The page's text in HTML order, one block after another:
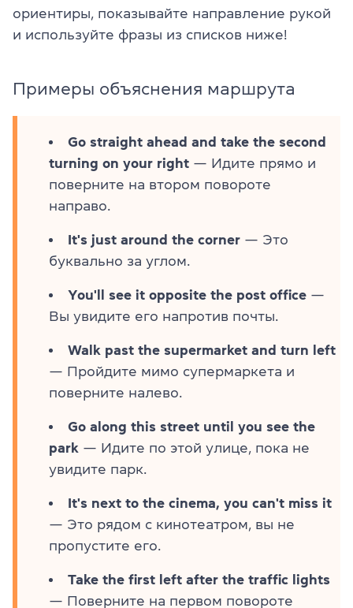
ориентиры, показывайте направление рукой
и используйте фразы из списков ниже!
Примеры объяснения маршрута
Go straight ahead and take the second
turning on your right — Идите прямо и
поверните на втором повороте
направо.
It's just around the corner — Это
буквально за углом.
You'll see it opposite the post office —
Вы увидите его напротив почты.
Walk past the supermarket and turn left
— Пройдите мимо супермаркета и
поверните налево.
Go along this street until you see the
park — Идите по этой улице, пока не
увидите парк.
It's next to the cinema, you can't miss it
— Это рядом с кинотеатром, вы не
пропустите его.
Take the first left after the traffic lights
— Поверните на первом повороте